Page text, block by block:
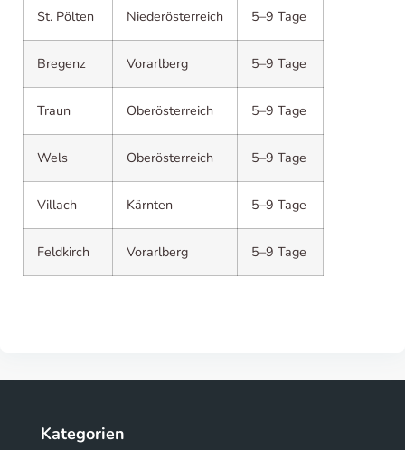
St. Pölten Niederösterreich 5–9 Tage
Bregenz Vorarlberg 5–9 Tage
Traun Oberösterreich 5–9 Tage
Wels Oberösterreich 5–9 Tage
Villach Kärnten 5–9 Tage
Feldkirch Vorarlberg 5–9 Tage
Kategorien